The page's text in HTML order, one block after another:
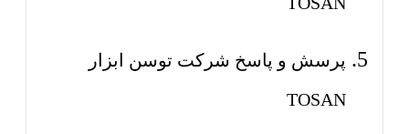
پرسش و پاسخ شرکت توسن ابزار
TOSAN